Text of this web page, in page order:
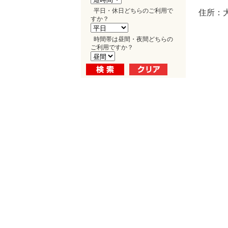
平日・休日どちらのご利用で
すか？
時間帯は昼間・夜間どちらの
ご利用ですか？
住所：